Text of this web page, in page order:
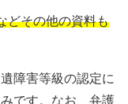
どその他の資料も
障害等級の認定に
です。なお、弁護